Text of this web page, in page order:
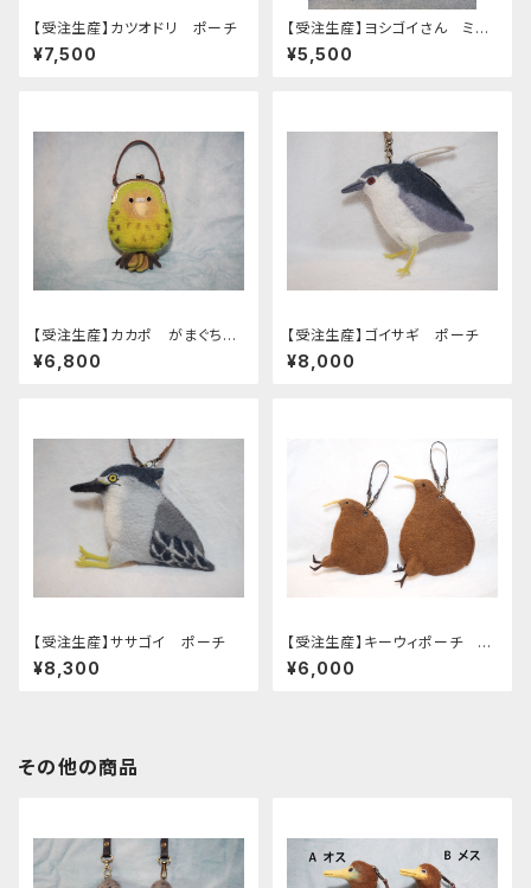
【受注生産】カツオドリ ポーチ
¥7,500
【受注生産】ヨシゴイさん ミニ
ポーチ 擬態
¥5,500
【受注生産】カカポ がまぐちポ
ーチ
¥6,800
【受注生産】ゴイサギ ポーチ
¥8,000
【受注生産】ササゴイ ポーチ
¥8,300
【受注生産】キーウィポーチ 大
サイズ
¥6,000
その他の商品